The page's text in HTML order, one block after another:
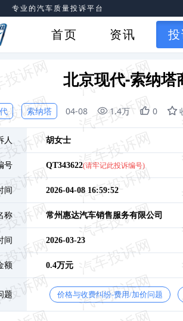
专业的汽车质量投诉平台
首页 资讯
北京现代-索纳
索纳塔 04-08 1.4万 0
人 胡女士
号 QT343622(请牢记此投诉编号)
间 2026-04-08 16:59:52
称 常州惠达汽车销售服务有限公司
间 2026-03-23
额 0.4万元
题 价格与收费纠纷-费用/加价问题